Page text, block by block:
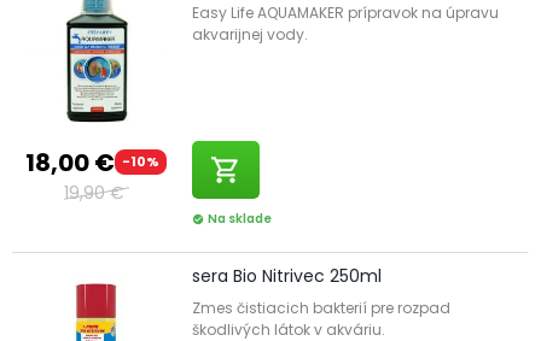
18,00 € -10%
19,90 €
Easy Life AQUAMAKER prípravok na úpravu
akvarijnej vody.
shopping_cart
check_circle Na sklade
sera Bio Nitrivec 250ml
Zmes čistiacich bakterií pre rozpad
škodlivých látok v akváriu.